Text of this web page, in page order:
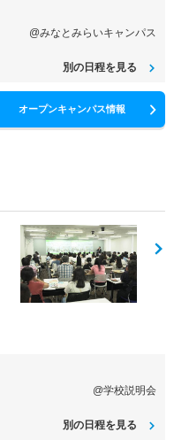
@みなとみらいキャンパス
別の日程を見る
オープンキャンパス情報
@学校説明会
別の日程を見る